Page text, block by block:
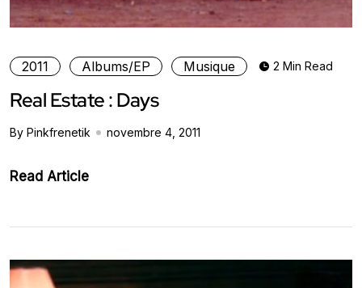
2011 Albums/EP Musique 2 Min Read
Real Estate : Days
By Pinkfrenetik novembre 4, 2011
Read Article